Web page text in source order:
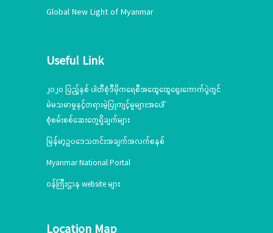
Global New Light of Myanmar
Useful Link
၂၀၂၀ ပြည့်နှစ် ပါတီစုံဒီမိုကရေစီအထွေထွေရွေးကောက်ပွဲတွင်
မဲမသမာမှုနှင့်တရားမဲ့ပြုကျင့်မှုများအပေါ်
စုံစမ်းစစ်ဆေးတွေ့ရှိချက်များ
မြန်မာ့ဥပဒေသတင်းအချက်အလက်စနစ်
Myanmar National Portal
ဝန်ကြီးဌာန website များ
Location Map